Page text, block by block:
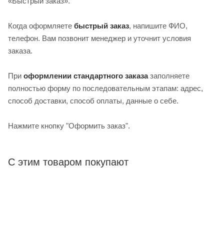
Когда оформляете быстрый заказ, напишите ФИО,
телефон. Вам позвонит менеджер и уточнит условия
заказа.
При оформлении стандартного заказа заполняете
полностью форму по последовательным этапам: адрес,
способ доставки, способ оплаты, данные о себе.
Нажмите кнопку "Оформить заказ".
С этим товаром покупают